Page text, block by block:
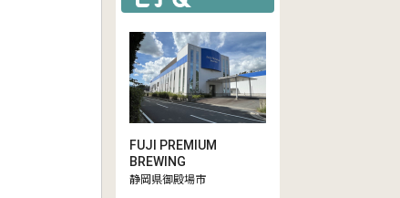
FUJI PREMIUM
BREWING
静岡県御殿場市